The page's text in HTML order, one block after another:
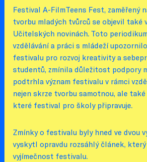
Festival A-FilmTeens Fest, zaměřený
tvorbu mladých tvůrců se objevil také
Učitelských novinách. Toto
vzdělávání a práci s mládeží
festivalu pro rozvoj kreativity a
studentů, zmínila důležitost podpory
podtrhla význam festivalu v rámci
nejen skrze tvorbu samotnou, ale
které festival pro školy připravuje.
Zmínky o festivalu byly hned ve dvou
vyskytl opravdu rozsáhlý článek, který
vyjímečnost festivalu.